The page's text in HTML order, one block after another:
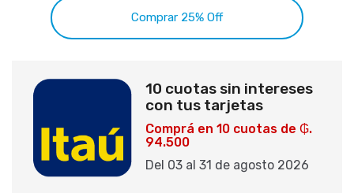
Comprar 25% Off
10 cuotas sin intereses
con tus tarjetas
Comprá en 10 cuotas de ₲.
94.500
Del 03 al 31 de agosto 2026